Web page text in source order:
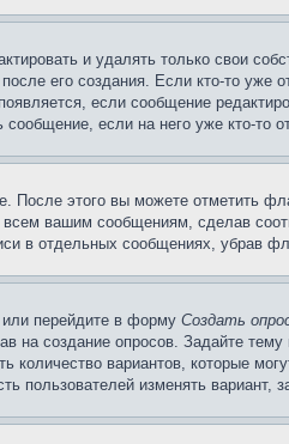
и удалять только свои
его создания. Если кто-то
если сообщение
если на него уже кто-то
После этого вы можете отметить
вашим сообщениям, сделав
в отдельных сообщениях, убрав
или перейдите в форму Создать
на создание опросов. Задайте
вариантов, которые
пользователей изменять вариант,